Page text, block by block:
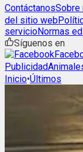
ContáctanosSobre
del sitio web
servicioNormas
Síguenos en
Publicidad
Inicio•Últimos